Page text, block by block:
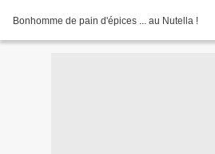
Bonhomme de pain d'épices ... au Nutella !